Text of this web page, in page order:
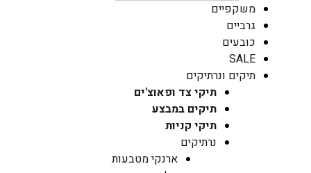
משקפיים
גרביים
כובעים
SALE
תיקים ונרתיקים
תיקי צד ופאוצ'ים
תיקים במבצע
תיקי קניות
נרתיקים
ארנקי מטבעות